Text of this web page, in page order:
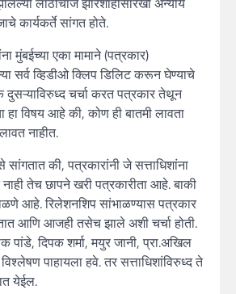
कार्यकर्ते सांगत होते.
मुंबईच्या एका मामाने (पत्रकार)
सर्व व्हिडीओ क्लिप डिलिट करून घेण्याचे
दुसऱ्याविरुध्द चर्चा करत पत्रकार तेथून
हा विषय आहे की, कोण ही बातमी लावता
नाहीत.
की, पत्रकारांनी जे सत्ताधिशांना
तेच छापने खरी पत्रकारीता आहे. बाकी
आहे. रिलेशनशिप सांभाळण्यास पत्रकार
आणि आजही तसेच झाले अशी चर्चा होती.
दिपक शर्मा, मयुर जानी, प्रा.अखिल
पाहायला हवे. तर सत्ताधिशांविरुध्द ते
येईल.